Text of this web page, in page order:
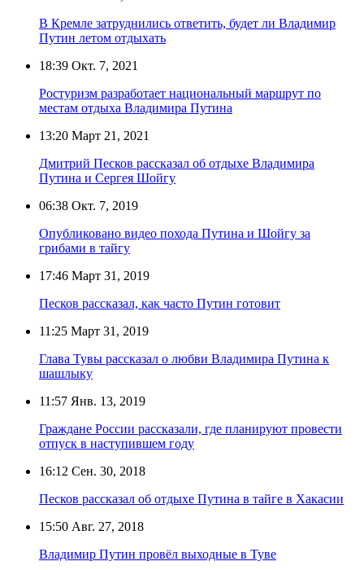
В Кремле затруднились ответить, будет ли Владимир
Путин летом отдыхать
18:39 Окт. 7, 2021
Ростуризм разработает национальный маршрут по
местам отдыха Владимира Путина
13:20 Март 21, 2021
Дмитрий Песков рассказал об отдыхе Владимира
Путина и Сергея Шойгу
06:38 Окт. 7, 2019
Опубликовано видео похода Путина и Шойгу за
грибами в тайгу
17:46 Март 31, 2019
Песков рассказал, как часто Путин готовит
11:25 Март 31, 2019
Глава Тувы рассказал о любви Владимира Путина к
шашлыку
11:57 Янв. 13, 2019
Граждане России рассказали, где планируют провести
отпуск в наступившем году
16:12 Сен. 30, 2018
Песков рассказал об отдыхе Путина в тайге в Хакасии
15:50 Авг. 27, 2018
Владимир Путин провёл выходные в Туве